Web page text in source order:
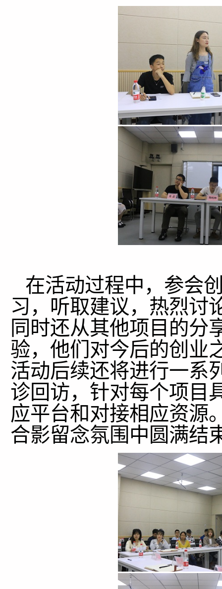
在活动过程中，参会
习，听取建议，热烈讨
同时还从其他项目的分
验，他们对今后的创业
活动后续还将进行一系
诊回访，针对每个项目
应平台和对接相应资源
合影留念氛围中圆满结